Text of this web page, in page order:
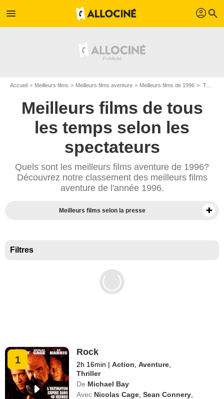
menu profil search
Accueil Meilleurs films Meilleurs films aventure Meilleurs films de 1996 Top films aventure de 1996
Meilleurs films de tous
les temps selon les
spectateurs
Quels sont les meilleurs films aventure de 1996?
Découvrez notre classement des meilleurs films
aventure de l'année 1996.
Meilleurs films selon la presse
Filtres
1
Rock
2h 16min | Action ,Aventure
Thriller
De Michael Bay
Avec Nicolas Cage ,Sean Connery